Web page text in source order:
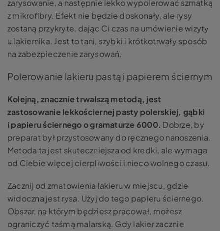
zarysowanie, a następnie lekko wypolerować szmatką
z mikrofibry. Efekt nie będzie doskonały, ale rysy
zostaną przykryte, dając Ci czas na umówienie wizyty
u lakiernika. Jest to tani, szybki i krótkotrwały sposób
na zabezpieczenie zarysowań.
Polerowanie lakieru pastą i papierem ściernym
Kolejną, znacznie trwalszą metodą, jest
zastosowanie lekkościernej pasty polerskiej, gąbki
i papieru ściernego o gramaturze 6000. Dobrze, by
preparat był przystosowany do ręcznego nanoszenia.
Metoda ta jest skuteczniejsza od kredki, ale wymaga
od Ciebie więcej cierpliwości i nieco wolnego czasu.
Zacznij od zmatowienia lakieru w miejscu, gdzie
widoczna jest rysa. Użyj do tego papieru ściernego.
Obszar, na którym będziesz pracował, możesz
ograniczyć taśmą malarską. Gdy lakier zacznie